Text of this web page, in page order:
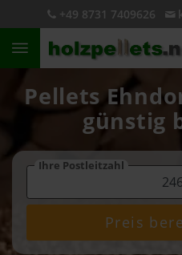
+49 8731 7409626
Pellets
günstig
Ihre Postleitzahl
Preis